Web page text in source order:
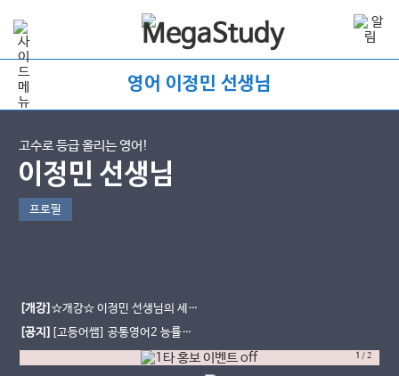
영어 이정민 선생님
고수로 등급 올리는 영어!
이정민 선생님
프로필
[개강]☆개강☆ 이정민 선생님의 세계
문화와 영어 교과서 강좌 개강!
[공지] [고등어쌤] 공통영어2 능률
(민) 무료단어장과 교재를 소개합니
1 /2